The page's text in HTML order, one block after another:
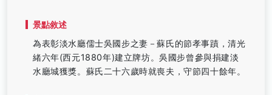
景點敘述
為表彰淡水廳儒士吳國步之妻－蘇氏的節孝事蹟，清光
緒六年(西元1880年)建立牌坊。吳國步曾參與捐建淡
水廳城獲獎。蘇氏二十六歲時就喪夫，守節四十餘年。